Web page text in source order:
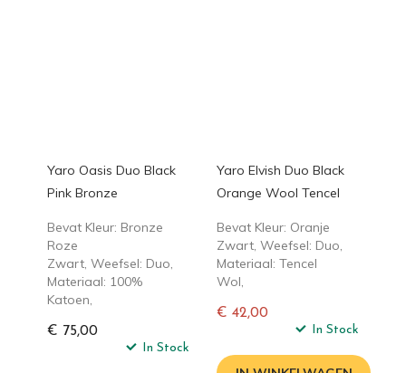
Yaro Oasis Duo Black
Pink Bronze
Bevat Kleur: Bronze
Roze
Zwart, Weefsel: Duo,
Materiaal: 100%
Katoen,
€ 75,00
In Stock
Yaro Elvish Duo Black
Orange Wool Tencel
Bevat Kleur: Oranje
Zwart, Weefsel: Duo,
Materiaal: Tencel
Wol,
€ 42,00
In Stock